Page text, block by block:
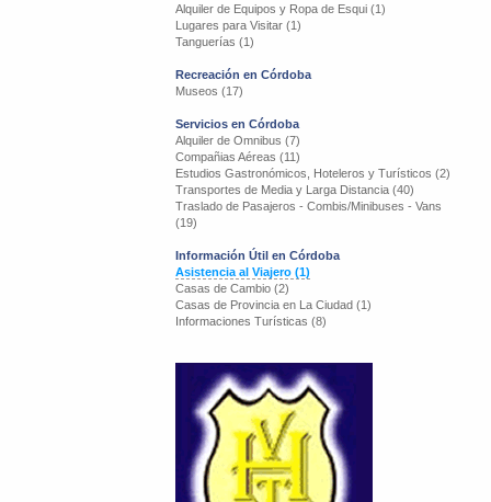
Alquiler de Equipos y Ropa de Esqui (1)
Lugares para Visitar (1)
Tanguerías (1)
Recreación en Córdoba
Museos (17)
Servicios en Córdoba
Alquiler de Omnibus (7)
Compañias Aéreas (11)
Estudios Gastronómicos, Hoteleros y Turísticos (2)
Transportes de Media y Larga Distancia (40)
Traslado de Pasajeros - Combis/Minibuses - Vans
(19)
Información Útil en Córdoba
Asistencia al Viajero (1)
Casas de Cambio (2)
Casas de Provincia en La Ciudad (1)
Informaciones Turísticas (8)